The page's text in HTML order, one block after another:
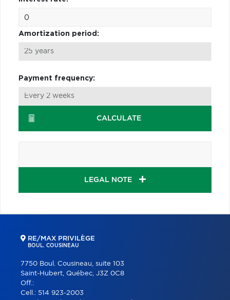
Amortization period:
Payment frequency:
CALCULATE
LEGAL NOTE
RE/MAX PRIVILÈGE
BOUL. COUSINEAU
7750 Boul. Cousineau, suite 103
Saint-Hubert, Québec, J3Z 0C8
Off.:
Cell.: 514 923-2003